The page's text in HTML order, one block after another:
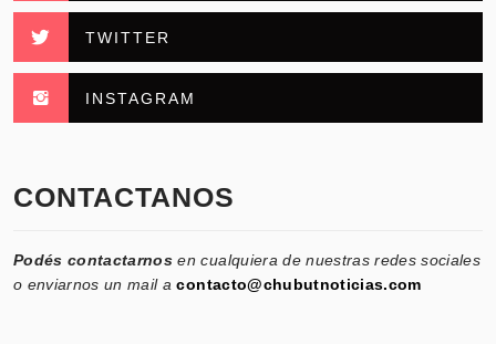
TWITTER
INSTAGRAM
CONTACTANOS
Podés contactarnos en cualquiera de nuestras redes sociales
o enviarnos un mail acontacto@chubutnoticias.com